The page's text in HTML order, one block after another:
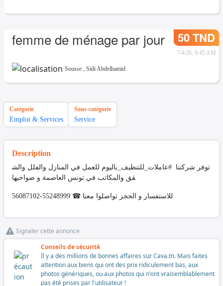
femme de ménage par jour 50 TND
7/4/26, 9:45 AM
Sousse , Sidi Abdelhamid
Catégorie
Emploi & Services
Sous-catégorie
Service
Description
توفر شركتنا #عاملات_للتنظيف_باليوم للعمل في المنازل والفلل والش
قق والمكاتب في تونس العاصمة و ضواحيها
Signaler cette annonce
Conseils de sécurité
Il y a des millions de bonnes affaires sur Cava.tn. Mais faites
attention aux biens qui ont des prix ridiculement bas, aux
photos génériques, ou aux photos qui n'ont vraisemblablement
pas été prises par l'utilisateur !